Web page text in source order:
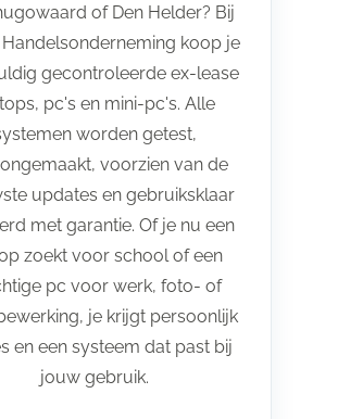
of Den Helder? Bij
koop je
gecontroleerde ex-lease
pc's en mini-pc's. Alle
worden getest,
voorzien van de
updates en gebruiksklaar
met garantie. Of je nu een
zoekt voor school of een
pc voor werk, foto- of
je krijgt persoonlijk
en een systeem dat past bij
jouw gebruik.